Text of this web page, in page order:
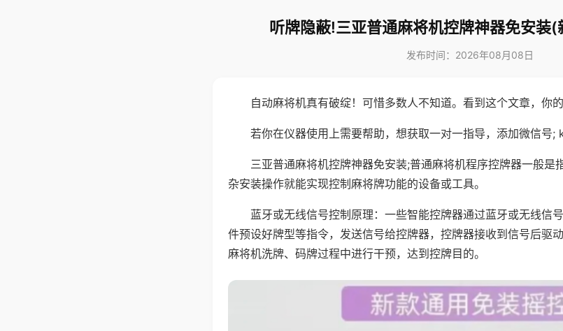
听牌隐蔽!三亚普通麻将机控牌神器免安装(
发布时间：2026年08月08日
自动麻将机真有破绽！可惜多数人不知道。看到这个文章，你的
若你在仪器使用上需要帮助，想获取一对一指导，添加微信号;
三亚普通麻将机控牌神器免安装;普通麻将机程序控牌器一般是
杂安装操作就能实现控制麻将牌功能的设备或工具。
蓝牙或无线信号控制原理：一些智能控牌器通过蓝牙或无线信
件预设好牌型等指令，发送信号给控牌器，控牌器接收到信号后驱
麻将机洗牌、码牌过程中进行干预，达到控牌目的。